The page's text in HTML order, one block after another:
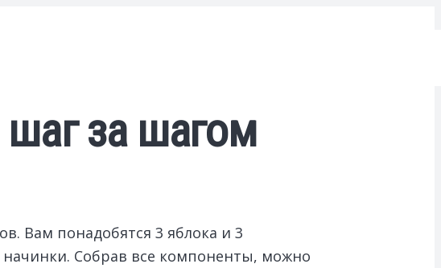
шаг за шагом
Вам понадобятся 3 яблока и 3
начинки. Собрав все компоненты, можно